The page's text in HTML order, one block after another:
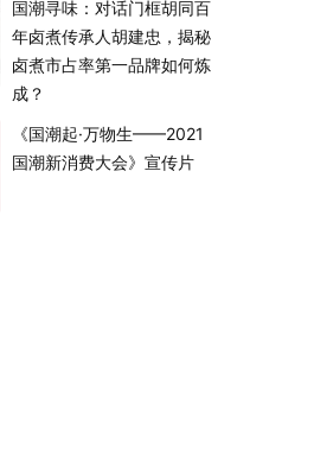
国潮寻味：对话门框胡同百
年卤煮传承人胡建忠，揭秘
卤煮市占率第一品牌如何炼
成？
《国潮起·万物生——2021
国潮新消费大会》宣传片